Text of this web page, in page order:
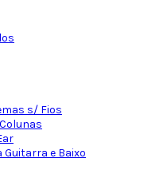
s/ Fios
e Baixo